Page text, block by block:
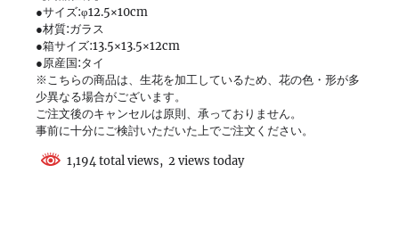
●サイズ:φ12.5×10cm
●材質:ガラス
●箱サイズ:13.5×13.5×12cm
●原産国:タイ
※こちらの商品は、生花を加工しているため、花の色・形が多
少異なる場合がございます。
ご注文後のキャンセルは原則、承っておりません。
事前に十分にご検討いただいた上でご注文ください。
1,194 total views, 2 views today